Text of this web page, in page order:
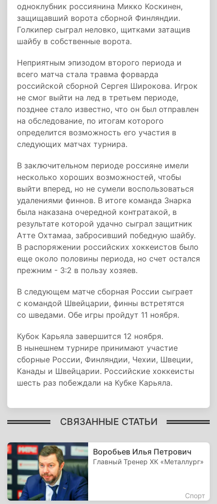
одноклубник россиянина Микко Коскинен,
защищавший ворота сборной Финляндии.
Голкипер сыграл неловко, щитками затащив
шайбу в собственные ворота.
Неприятным эпизодом второго периода и
всего матча стала травма форварда
российской сборной Сергея Широкова. Игрок
не смог выйти на лед в третьем периоде,
позднее стало известно, что он был отправлен
на обследование, по итогам которого
определится возможность его участия в
следующих матчах турнира.
В заключительном периоде россияне имели
несколько хороших возможностей, чтобы
выйти вперед, но не сумели воспользоваться
удалениями финнов. В итоге команда Знарка
была наказана очередной контратакой, в
результате которой удачно сыграл защитник
Атте Охтамаа, забросивший победную шайбу.
В распоряжении российских хоккеистов было
еще около половины периода, но счет остался
прежним - 3:2 в пользу хозяев.
В следующем матче сборная России сыграет
с командой Швейцарии, финны встретятся
со шведами. Обе игры пройдут 11 ноября.
Кубок Карьяла завершится 12 ноября.
В нынешнем турнире принимают участие
сборные России, Финляндии, Чехии, Швеции,
Канады и Швейцарии. Российские хоккеисты
шесть раз побеждали на Кубке Карьяла.
СВЯЗАННЫЕ СТАТЬИ
Воробьев Илья Петрович
Главный Тренер ХК «Металлург»
Спорт